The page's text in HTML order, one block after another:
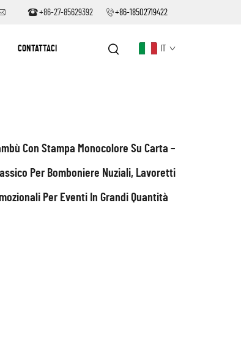
+86-27-85629392 +86-18502719422
CONTATTACI
Con Stampa Monocolore Su Carta –
Per Bomboniere Nuziali, Lavoretti
Per Eventi In Grandi Quantità